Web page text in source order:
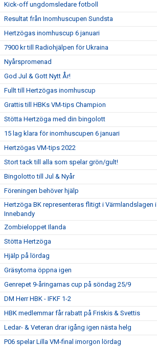
Kick-off ungdomsledare fotboll
Resultat från Inomhuscupen Sundsta
Hertzögas inomhuscup 6 januari
7900 kr till Radiohjälpen för Ukraina
Nyårspromenad
God Jul & Gott Nytt År!
Fullt till Hertzögas inomhuscup
Grattis till HBKs VM-tips Champion
Stötta Hertzöga med din bingolott
15 lag klara för inomhuscupen 6 januari
Hertzögas VM-tips 2022
Stort tack till alla som spelar grön/gult!
Bingolotto till Jul & Nyår
Föreningen behöver hjälp
Hertzöga BK representeras flitigt i Värmlandslagen i
Innebandy
Zombieloppet Ilanda
Stötta Hertzöga
Hjälp på lördag
Gräsytorna öppna igen
Genrepet 9-åringarnas cup på söndag 25/9
DM Herr HBK - IFKF 1-2
HBK medlemmar får rabatt på Friskis & Svettis
Ledar- & Veteran drar igång igen nästa helg
P06 spelar Lilla VM-final imorgon lördag